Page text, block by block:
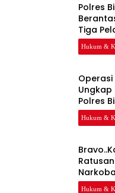
Polres
Tiga
Hukum &
Operasi
Ungkap
Polres
Hukum &
Hukum &